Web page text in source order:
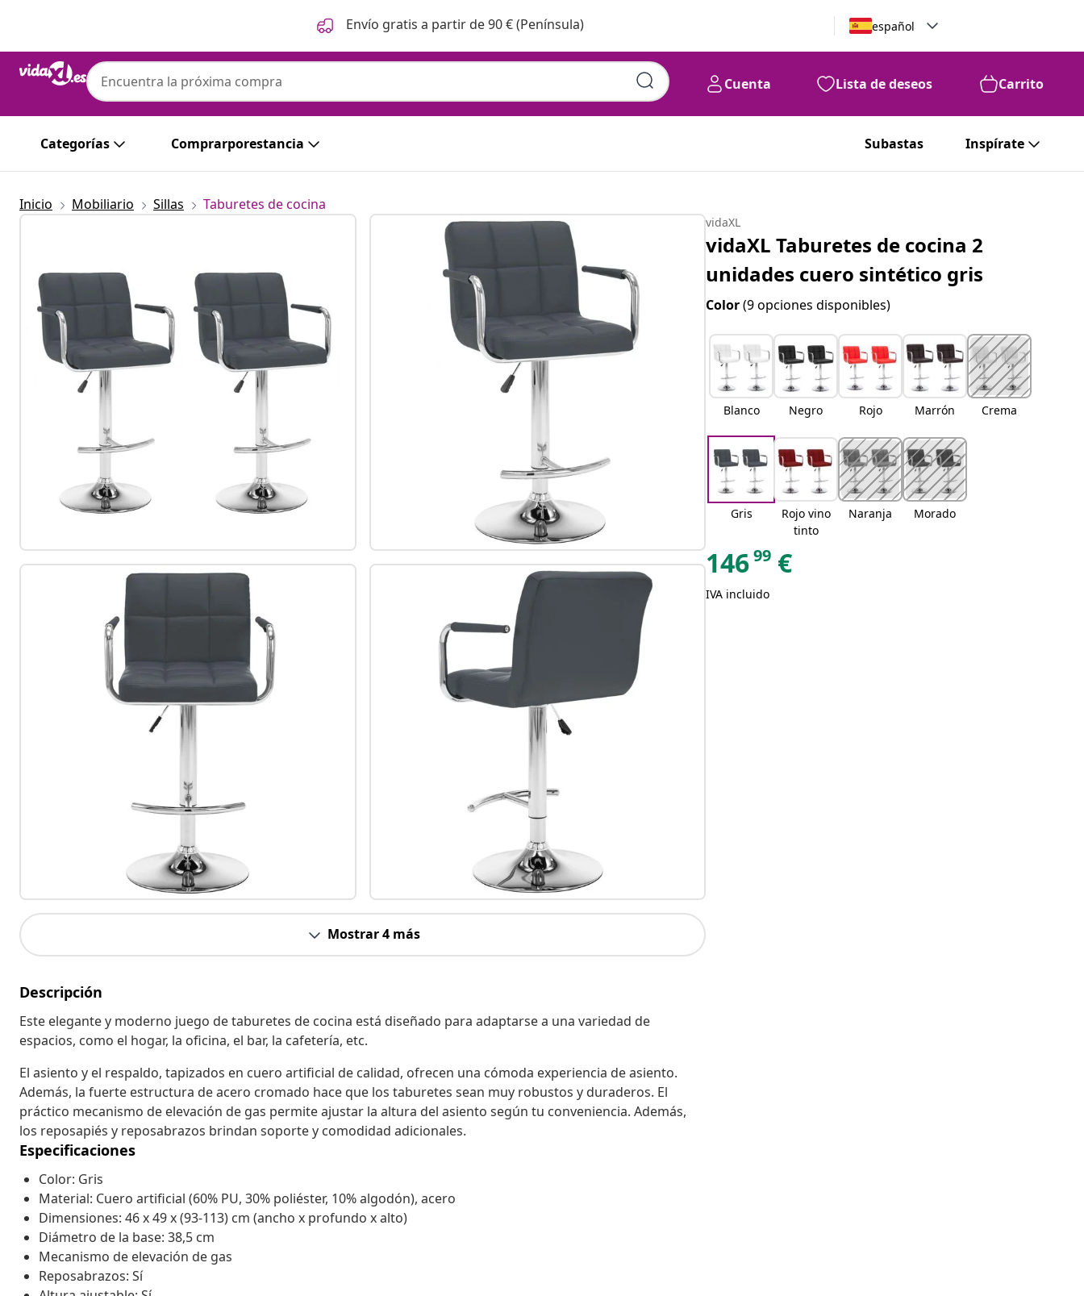
Envío gratis a partir de 90 € (Península) español
Cuenta Lista de deseos Carrito
Categorías Comprarporestancia Subastas Inspírate
Inicio Mobiliario Sillas Taburetes de cocina
Mostrar 4 más
Descripción
Este elegante y moderno juego de taburetes de cocina está diseñado para adaptarse a una variedad de
espacios, como el hogar, la oficina, el bar, la cafetería, etc.
El asiento y el respaldo, tapizados en cuero artificial de calidad, ofrecen una cómoda experiencia de asiento.
Además, la fuerte estructura de acero cromado hace que los taburetes sean muy robustos y duraderos. El
práctico mecanismo de elevación de gas permite ajustar la altura del asiento según tu conveniencia. Además,
los reposapiés y reposabrazos brindan soporte y comodidad adicionales.
Especificaciones
Color: Gris
Material: Cuero artificial (60% PU, 30% poliéster, 10% algodón), acero
Dimensiones: 46 x 49 x (93-113) cm (ancho x profundo x alto)
Diámetro de la base: 38,5 cm
Mecanismo de elevación de gas
Reposabrazos: Sí
vidaXL
vidaXL Taburetes de cocina 2
unidades cuero sintético gris
Color(9 opciones disponibles)
Blanco Negro Rojo Marrón Crema
Gris
Rojo vino
tinto
Naranja Morado
14699 €
IVA incluido